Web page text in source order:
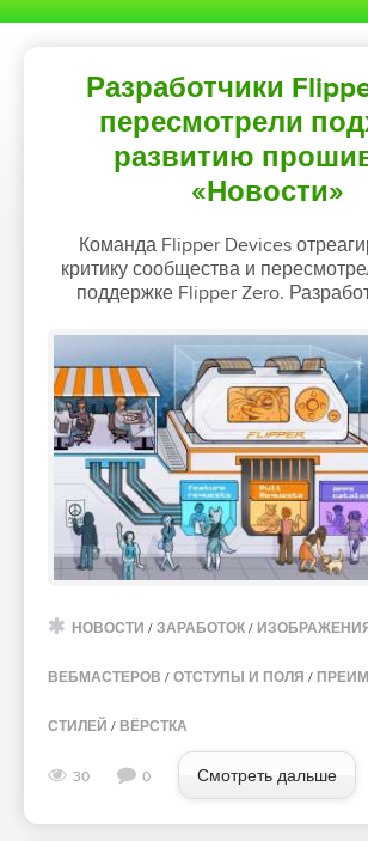
Разработчики
пересмотрели
развитию
«Новости»
Команда Flipper Devices
критику сообщества и
поддержке Flipper Zero.
НОВОСТИ / ЗАРАБОТОК /
ВЕБМАСТЕРОВ / ОТСТУПЫ И ПОЛЯ /
СТИЛЕЙ / ВЁРСТКА
30 0 Смотреть дальше